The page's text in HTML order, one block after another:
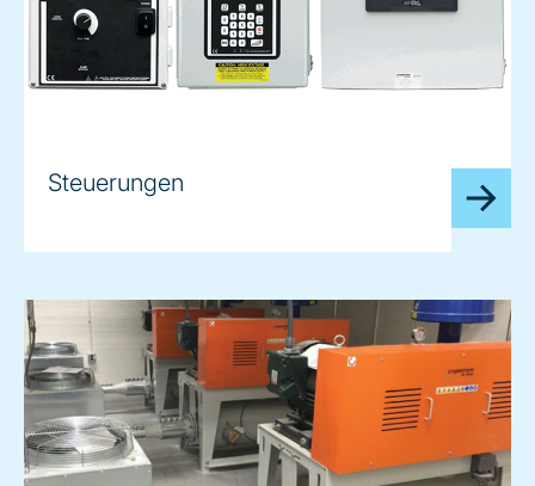
Steuerungen